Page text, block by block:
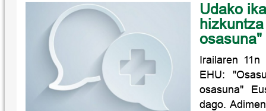
Udako
osasuna"
Irailaren
EHU:
osasuna"
dago.